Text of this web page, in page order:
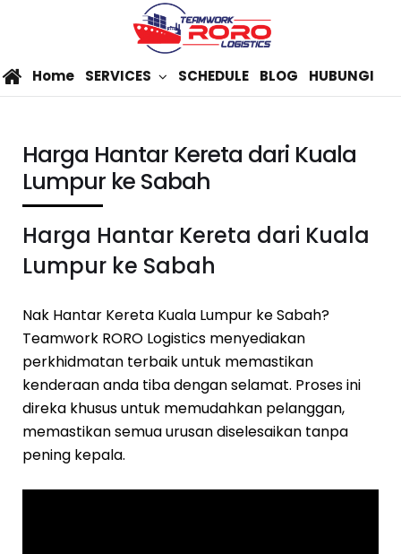
Home SERVICES SCHEDULE BLOG HUBUNGI
Harga Hantar Kereta dari Kuala
Lumpur ke Sabah
Harga Hantar Kereta dari Kuala
Lumpur ke Sabah
Nak Hantar Kereta Kuala Lumpur ke Sabah?
Teamwork RORO Logistics menyediakan
perkhidmatan terbaik untuk memastikan
kenderaan anda tiba dengan selamat. Proses ini
direka khusus untuk memudahkan pelanggan,
memastikan semua urusan diselesaikan tanpa
pening kepala.